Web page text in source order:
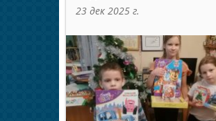
23 дек 2025 г.